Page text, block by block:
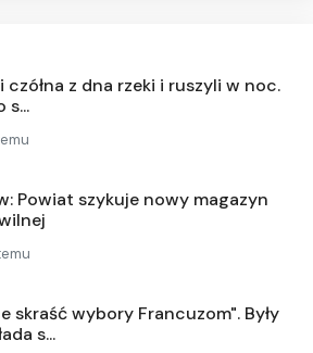
czółna z dna rzeki i ruszyli w noc.
s...
Powiat szykuje nowy magazyn
skraść wybory Francuzom". Były
s...